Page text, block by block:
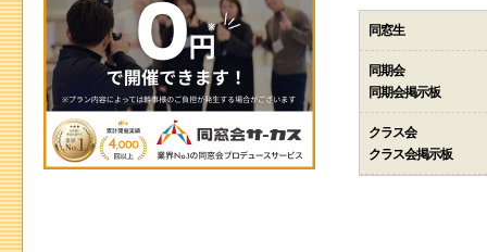
同窓生
同期会
同期会掲示板
クラス会
クラス会掲示板